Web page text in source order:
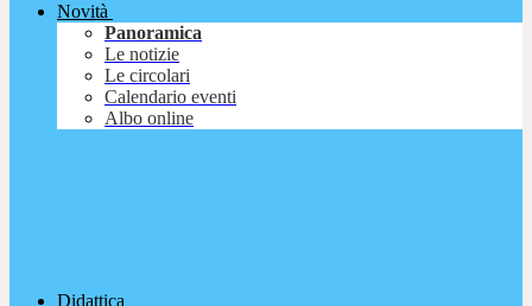
Novità
Panoramica
Le notizie
Le circolari
Calendario eventi
Albo online
Didattica